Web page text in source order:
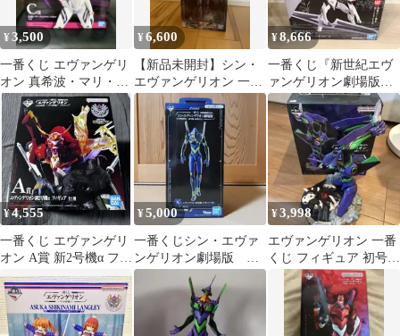
¥3,500
一番くじ エヴァンゲリ
オン 真希波・マリ・イ
ラストリアス フィギュ
ア
¥6,600
【新品未開封】シン・
エヴァンゲリオン 一番
くじA賞 初号機
¥8,666
一番くじ『新世紀エヴ
ァンゲリオン劇場版
Air/まごころを、君
に』 ラストワン賞
¥4,555
一番くじ エヴァンゲリ
オン A賞 新2号機α フィ
ギュア
¥5,000
一番くじシン・エヴァ
ンゲリオン劇場版 A
賞エヴァンゲリオン初
号機フィギュア
¥3,998
エヴァンゲリオン 一番
くじ フィギュア 初号
機 A賞